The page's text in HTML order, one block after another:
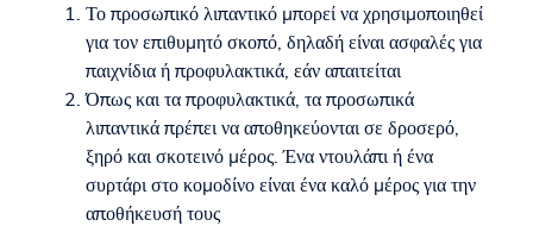
Το προσωπικό λιπαντικό μπορεί να χρησιμοποιηθεί
για τον επιθυμητό σκοπό, δηλαδή είναι ασφαλές για
παιχνίδια ή προφυλακτικά, εάν απαιτείται
Όπως και τα προφυλακτικά, τα προσωπικά
λιπαντικά πρέπει να αποθηκεύονται σε δροσερό,
ξηρό και σκοτεινό μέρος. Ένα ντουλάπι ή ένα
συρτάρι στο κομοδίνο είναι ένα καλό μέρος για την
αποθήκευσή τους